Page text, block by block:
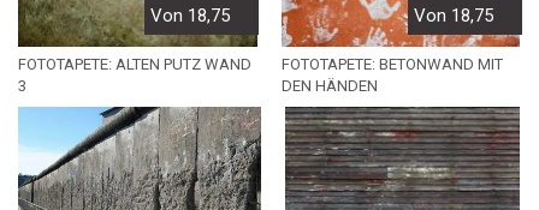
Von 18,75
FOTOTAPETE: ALTEN PUTZ WAND
3
Von 18,75
FOTOTAPETE: BETONWAND MIT
DEN HÄNDEN